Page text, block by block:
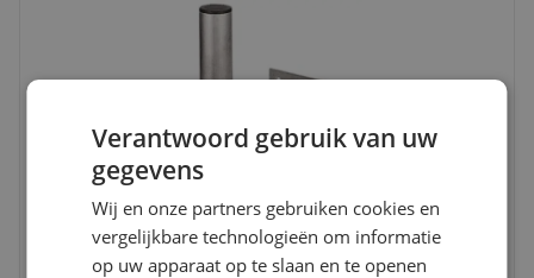
Hama Aluminium SAT Holder - Silver
€ 30,49
Verantwoord gebruik van uw
gegevens
Wij en onze partners gebruiken cookies en
vergelijkbare technologieën om informatie
op uw apparaat op te slaan en te openen